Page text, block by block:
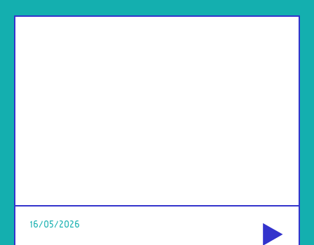
16/05/2026